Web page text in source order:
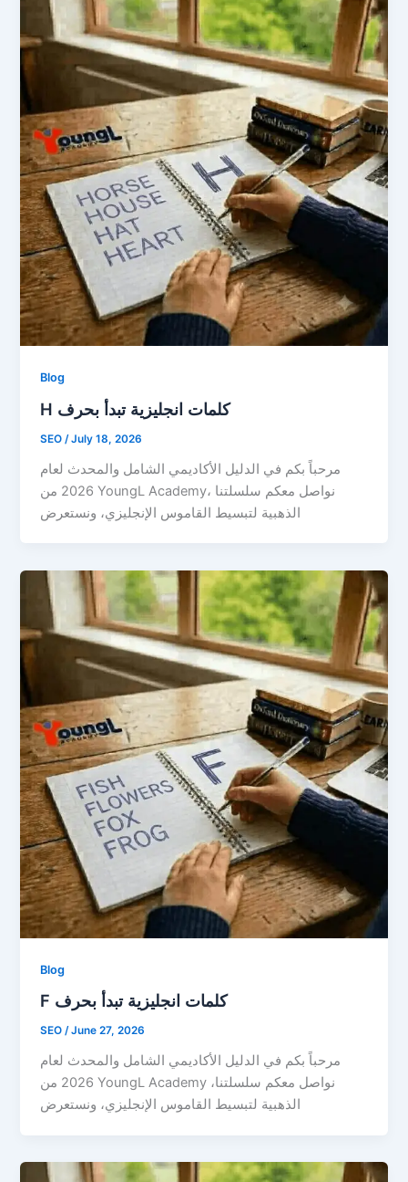
Blog
H كلمات انجليزية تبدأ بحرف
SEO /July 18, 2026
مرحباً بكم في الدليل الأكاديمي الشامل والمحدث لعام
2026 من YoungL Academy، نواصل معكم سلسلتنا
الذهبية لتبسيط القاموس الإنجليزي، ونستعرض
Blog
F كلمات انجليزية تبدأ بحرف
SEO/June 27, 2026
مرحباً بكم في الدليل الأكاديمي الشامل والمحدث لعام
2026 من YoungL Academy ،نواصل معكم سلسلتنا
الذهبية لتبسيط القاموس الإنجليزي، ونستعرض